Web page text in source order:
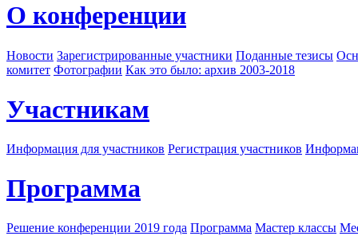
О конференции
Новости Зарегистрированные участники Поданные тезисы
комитет Фотографии Как это было: архив 2003-2018
Участникам
Информация для участников Регистрация участников
Программа
Решение конференции 2019 года Программа Мастер классы